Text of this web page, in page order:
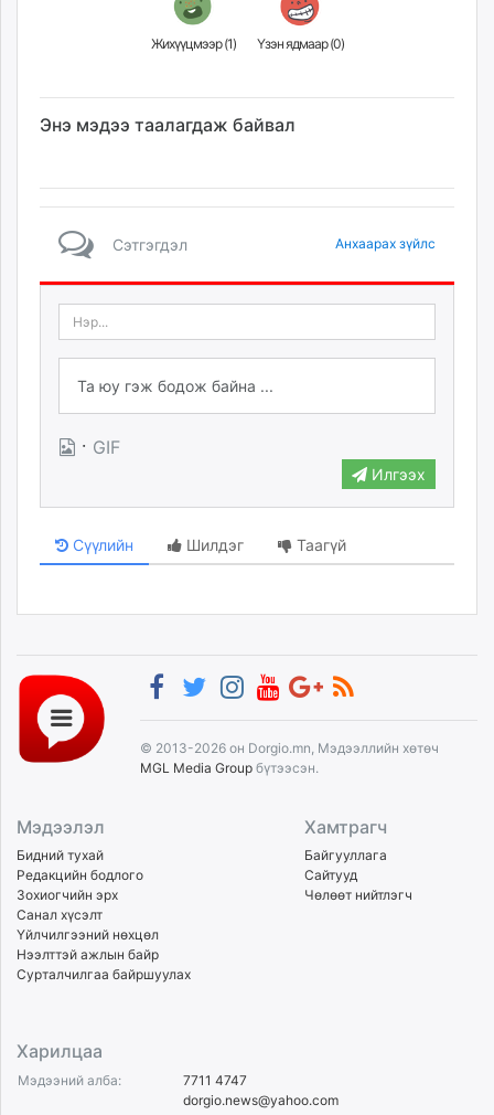
Жихүүцмээр (1) Үзэн ядмаар (0)
Энэ мэдээ таалагдаж байвал
Сэтгэгдэл Анхаарах зүйлс
· GIF
Илгээх
Сүүлийн Шилдэг Таагүй
© 2013-2026 он Dorgio.mn, Мэдээллийн хөтөч
MGL Media Group бүтээсэн.
Мэдээлэл
Бидний тухай
Редакцийн бодлого
Зохиогчийн эрх
Санал хүсэлт
Үйлчилгээний нөхцөл
Нээлттэй ажлын байр
Сурталчилгаа байршуулах
Хамтрагч
Байгууллага
Сайтууд
Чөлөөт нийтлэгч
Харилцаа
Мэдээний алба:
7711 4747
dorgio.news@yahoo.com